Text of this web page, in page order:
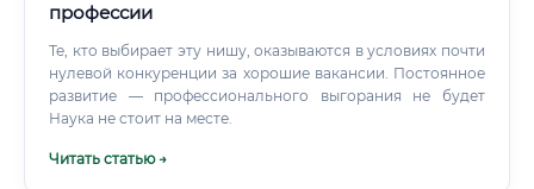
профессии
Те, кто выбирает эту нишу, оказываются в условиях почти
нулевой конкуренции за хорошие вакансии. Постоянное
развитие — профессионального выгорания не будет
Наука не стоит на месте.
Читать статью →